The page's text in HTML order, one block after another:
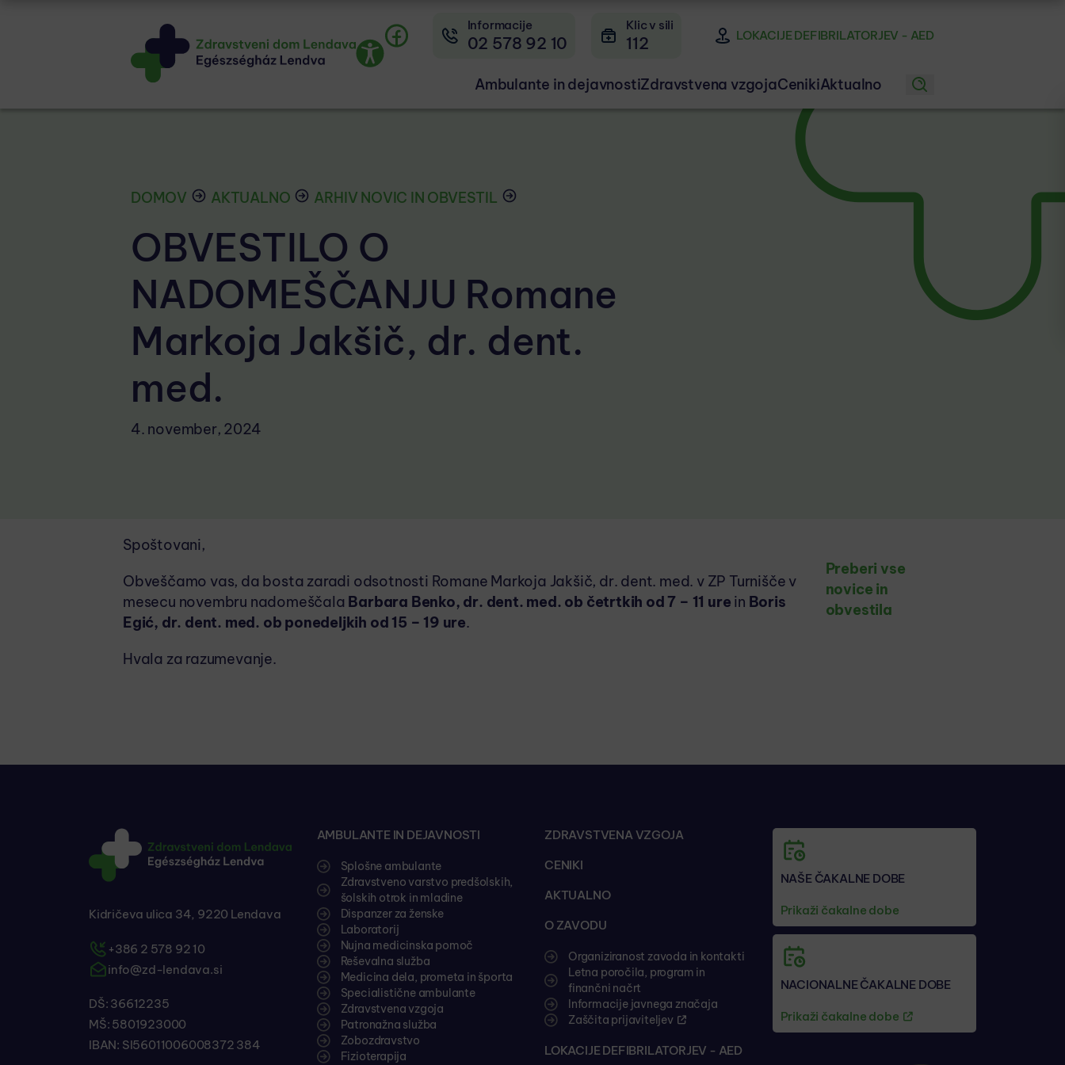
Informacije
02 578 92 10
Klic v sili
112 LOKACIJE DEFIBRILATORJEV - AED
Ambulante in dejavnostiZdravstvena vzgojaCenikiAktualno
DOMOV AKTUALNO ARHIV NOVIC IN OBVESTIL
OBVESTILO O
NADOMEŠČANJU Romane
Markoja Jakšič, dr. dent.
med.
4. november, 2024
Spoštovani,
Obveščamo vas, da bosta zaradi odsotnosti Romane Markoja Jakšič, dr. dent. med. v ZP Turnišče v
mesecu novembru nadomeščala Barbara Benko, dr. dent. med. ob četrtkih od 7 – 11 ure in Boris
Egić, dr. dent. med. ob ponedeljkih od 15 – 19 ure.
Hvala za razumevanje.
Preberi vse
novice in
obvestila
Kidričeva ulica 34, 9220 Lendava
+386 2 578 92 10
info@zd-lendava.si
DŠ: 36612235
MŠ: 5801923000
IBAN: SI56011006008372 384
AMBULANTE IN DEJAVNOSTI
Splošne ambulante
Zdravstveno varstvo predšolskih,
šolskih otrok in mladine
Dispanzer za ženske
Laboratorij
Nujna medicinska pomoč
Reševalna služba
Medicina dela, prometa in športa
Specialistične ambulante
Zdravstvena vzgoja
Patronažna služba
Zobozdravstvo
Fizioterapija
ZDRAVSTVENA VZGOJA
CENIKI
AKTUALNO
O ZAVODU
Organiziranost zavoda in kontakti
Letna poročila, program in
finančni načrt
Informacije javnega značaja
Zaščita prijaviteljev
LOKACIJE DEFIBRILATORJEV - AED
NAŠE ČAKALNE DOBE
Prikaži čakalne dobe
NACIONALNE ČAKALNE DOBE
Prikaži čakalne dobe